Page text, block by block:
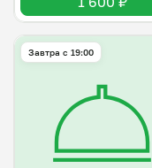
Завтра c 19:00